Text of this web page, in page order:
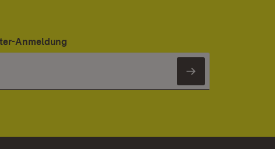
Anmeldung
Newsletter